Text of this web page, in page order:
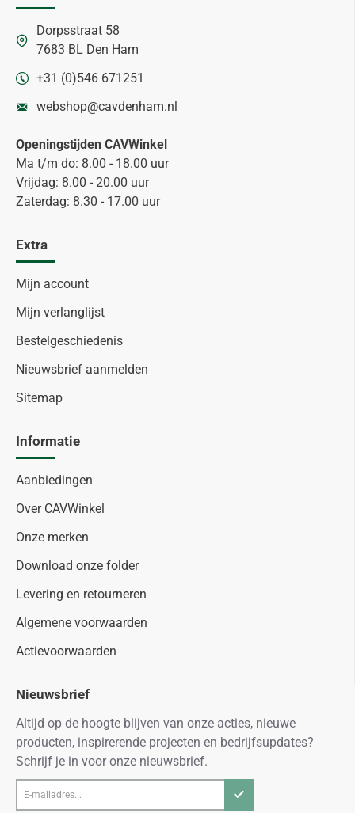
Dorpsstraat 58
7683 BL Den Ham
+31 (0)546 671251
webshop@cavdenham.nl
Openingstijden CAVWinkel
Ma t/m do: 8.00 - 18.00 uur
Vrijdag: 8.00 - 20.00 uur
Zaterdag: 8.30 - 17.00 uur
Extra
Mijn account
Mijn verlanglijst
Bestelgeschiedenis
Nieuwsbrief aanmelden
Sitemap
Informatie
Aanbiedingen
Over CAVWinkel
Onze merken
Download onze folder
Levering en retourneren
Algemene voorwaarden
Actievoorwaarden
Nieuwsbrief
Altijd op de hoogte blijven van onze acties, nieuwe
producten, inspirerende projecten en bedrijfsupdates?
Schrijf je in voor onze nieuwsbrief.
mailadres...